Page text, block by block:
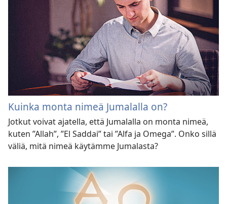
Kuinka monta nimeä Jumalalla on?
Jotkut voivat ajatella, että Jumalalla on monta nimeä,
kuten ”Allah”, ”El Saddai” tai ”Alfa ja Omega”. Onko sillä
väliä, mitä nimeä käytämme Jumalasta?